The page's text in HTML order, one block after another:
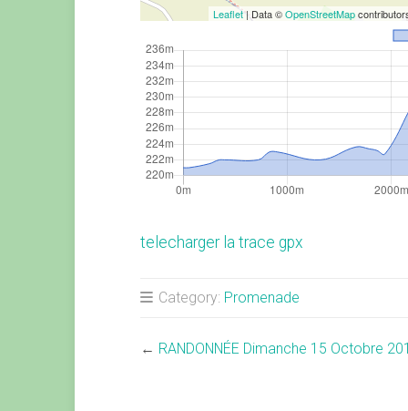
Leaflet| Data ©OpenStreetMap
telecharger la trace gpx
Category: Promenade
← RANDONNÉE Dimanche 15 Octobre